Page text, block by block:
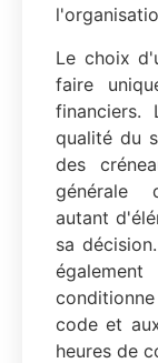
Le choix
faire
financiers.
qualité du
des
générale
autant
sa
code et
heures de